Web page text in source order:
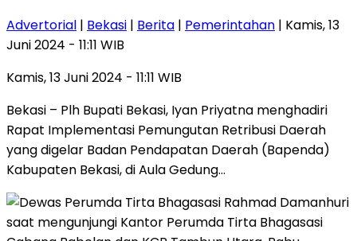
Advertorial | Bekasi | Berita | Pemerintahan | Kamis, 13
Juni 2024 - 11:11 WIB
Kamis, 13 Juni 2024 - 11:11 WIB
Bekasi – Plh Bupati Bekasi, Iyan Priyatna menghadiri
Rapat Implementasi Pemungutan Retribusi Daerah
yang digelar Badan Pendapatan Daerah (Bapenda)
Kabupaten Bekasi, di Aula Gedung…